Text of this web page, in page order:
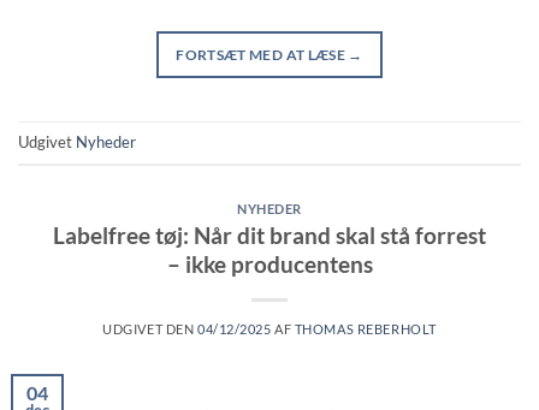
FORTSÆT MED AT LÆSE →
Udgivet Nyheder
NYHEDER
Labelfree tøj: Når dit brand skal stå forrest
– ikke producentens
UDGIVET DEN 04/12/2025 AF THOMAS REBERHOLT
04